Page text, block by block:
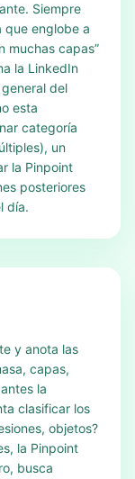
Siempre
que englobe a
muchas capas”
la LinkedIn
del
esta
categoría
un
la Pinpoint
posteriores
día.
y anota las
capas,
la
clasificar los
objetos?
la Pinpoint
busca